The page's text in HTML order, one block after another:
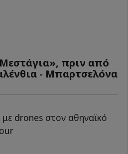
πριν από
- Μπαρτσελόνα